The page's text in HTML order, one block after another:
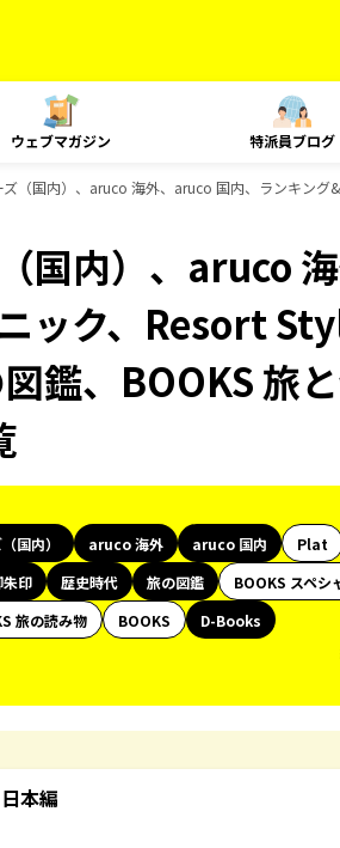
ウェブマガジン 特派員ブログ
（国内）、aruco 海外、aruco 国内、ランキング
国内）、aruco
ック、Resort
鑑、BOOKS 旅
国内） aruco 海外 aruco 国内
Plat
朱印 歴史時代 旅の図鑑
BOOKS スペシ
旅の読み物 BOOKS
D-Books
本編